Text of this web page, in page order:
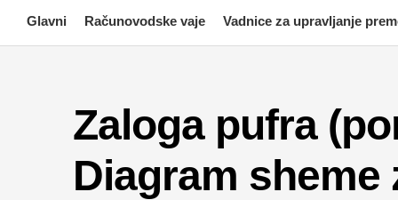
content
Glavni Računovodske vaje Vadnice za upravljanje
Zaloga pufra
Diagram sheme